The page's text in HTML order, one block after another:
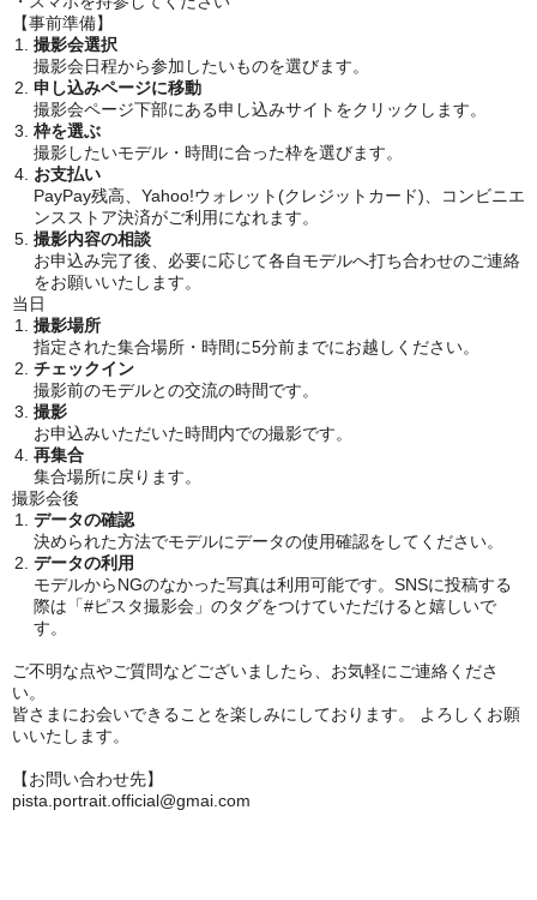
【事前準備】
撮影会選択
撮影会日程から参加したいものを選びます。
申し込みページに移動
撮影会ページ下部にある申し込みサイトをクリックします。
枠を選ぶ
撮影したいモデル・時間に合った枠を選びます。
お支払い
PayPay残高、Yahoo!ウォレット(クレジットカード)、コンビニエ
ンスストア決済がご利用になれます。
撮影内容の相談
お申込み完了後、必要に応じて各自モデルへ打ち合わせのご連絡
をお願いいたします。
当日
撮影場所
指定された集合場所・時間に5分前までにお越しください。
チェックイン
撮影前のモデルとの交流の時間です。
撮影
お申込みいただいた時間内での撮影です。
再集合
集合場所に戻ります。
撮影会後
データの確認
決められた方法でモデルにデータの使用確認をしてください。
データの利用
モデルからNGのなかった写真は利用可能です。SNSに投稿する
際は「#ピスタ撮影会」のタグをつけていただけると嬉しいで
す。
ご不明な点やご質問などございましたら、お気軽にご連絡くださ
い。
皆さまにお会いできることを楽しみにしております。 よろしくお願
いいたします。
【お問い合わせ先】
pista.portrait.official@gmai.com